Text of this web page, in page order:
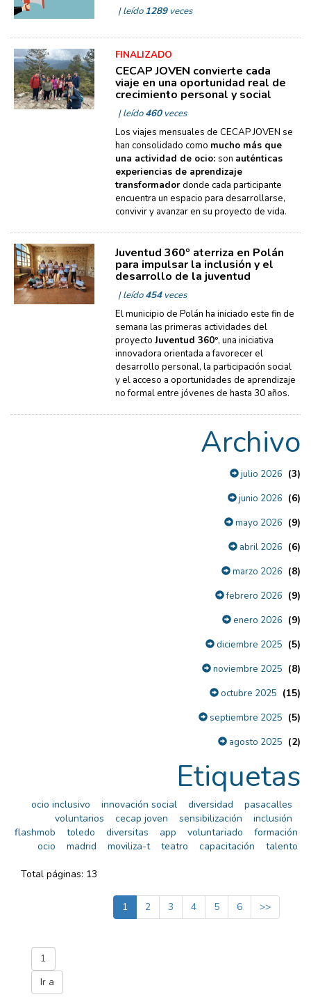
| leído1289veces
FINALIZADO
CECAP JOVEN convierte cada
viaje en una oportunidad real de
crecimiento personal y social
| leído460veces
Los viajes mensuales de CECAP JOVEN se
han consolidado como mucho más que
una actividad de ocio: son auténticas
experiencias de aprendizaje
transformadordonde cada participante
encuentra un espacio para desarrollarse,
convivir y avanzar en su proyecto de vida.
Juventud 360º aterriza en Polán
para impulsar la inclusión y el
desarrollo de la juventud
| leído454veces
El municipio de Polán ha iniciado este fin de
semana las primeras actividades del
proyecto Juventud 360º, una iniciativa
innovadora orientada a favorecer el
desarrollo personal, la participación social
y el acceso a oportunidades de aprendizaje
no formal entre jóvenes de hasta 30 años.
Archivo
julio 2026 (3)
junio 2026 (6)
mayo 2026 (9)
abril 2026 (6)
marzo 2026 (8)
febrero 2026 (9)
enero 2026 (9)
diciembre 2025 (5)
noviembre 2025 (8)
octubre 2025 (15)
septiembre 2025 (5)
agosto 2025 (2)
Etiquetas
ocio inclusivo innovación social diversidad
pasacalles
voluntarios
cecap joven sensibilización
inclusión
flashmob
toledo diversitas app voluntariado
formación
ocio
madrid moviliza-t teatro capacitación talento
Total páginas: 13
1 2 3 4 5 6 >>